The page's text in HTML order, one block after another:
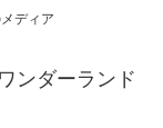
ディア
ンダーランド